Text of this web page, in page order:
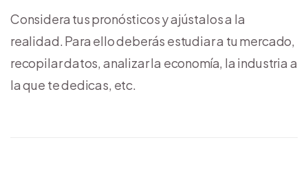
Considera tus pronósticos y ajústalos a la
realidad. Para ello deberás estudiar a tu mercado,
recopilar datos, analizar la economía, la industria a
la que te dedicas, etc.